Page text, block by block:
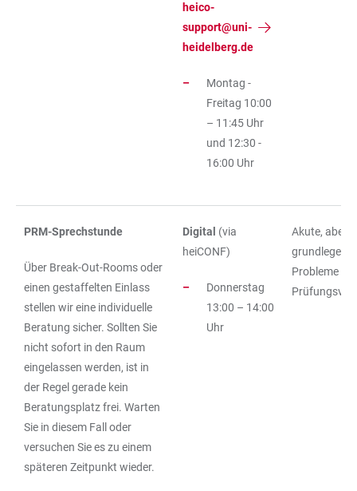
heico-
support@uni-
heidelberg.de
Montag -
Freitag 10:00
– 11:45 Uhr
und 12:30 -
16:00 Uhr
PRM-Sprechstunde
Über Break-Out-Rooms oder
einen gestaffelten Einlass
stellen wir eine individuelle
Beratung sicher. Sollten Sie
nicht sofort in den Raum
eingelassen werden, ist in
der Regel gerade kein
Beratungsplatz frei. Warten
Sie in diesem Fall oder
versuchen Sie es zu einem
späteren Zeitpunkt wieder.
Digital (via
heiCONF)
Donnerstag
13:00 – 14:00
Uhr
Akute, aber
Probleme